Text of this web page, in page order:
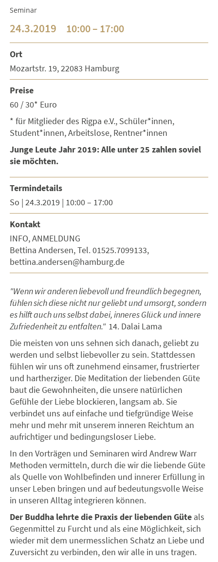
Seminar
24.3.2019 10:00 – 17:00
Ort
Mozartstr. 19, 22083 Hamburg
Preise
60 / 30* Euro
* für Mitglieder des Rigpa e.V., Schüler*innen,
Student*innen, Arbeitslose, Rentner*innen
Junge Leute Jahr 2019: Alle unter 25 zahlen soviel
sie möchten.
Termindetails
So | 24.3.2019 | 10:00 – 17:00
Kontakt
INFO, ANMELDUNG
Bettina Andersen, Tel. 01525.7099133,
bettina.andersen@hamburg.de
"Wenn wir anderen liebevoll und freundlich begegnen,
fühlen sich diese nicht nur geliebt und umsorgt, sondern
es hilft auch uns selbst dabei, inneres Glück und innere
Zufriedenheit zu entfalten." 14. Dalai Lama
Die meisten von uns sehnen sich danach, geliebt zu
werden und selbst liebevoller zu sein. Stattdessen
fühlen wir uns oft zunehmend einsamer, frustrierter
und hartherziger. Die Meditation der liebenden Güte
baut die Gewohnheiten, die unsere natürlichen
Gefühle der Liebe blockieren, langsam ab. Sie
verbindet uns auf einfache und tiefgründige Weise
mehr und mehr mit unserem inneren Reichtum an
aufrichtiger und bedingungsloser Liebe.
In den Vorträgen und Seminaren wird Andrew Warr
Methoden vermitteln, durch die wir die liebende Güte
als Quelle von Wohlbefinden und innerer Erfüllung in
unser Leben bringen und auf bedeutungsvolle Weise
in unseren Alltag integrieren können.
Der Buddha lehrte die Praxis der liebenden Güte als
Gegenmittel zu Furcht und als eine Möglichkeit, sich
wieder mit dem unermesslichen Schatz an Liebe und
Zuversicht zu verbinden, den wir alle in uns tragen.